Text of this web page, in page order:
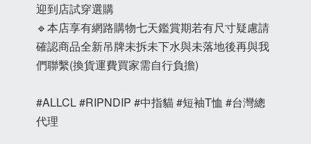
迎到店試穿選購
🔹本店享有網路購物七天鑑賞期若有尺寸疑慮請
確認商品全新吊牌未拆未下水與未落地後再與我
們聯繫(換貨運費買家需自行負擔)
#ALLCL #RIPNDIP #中指貓 #短袖T恤 #台灣總
代理